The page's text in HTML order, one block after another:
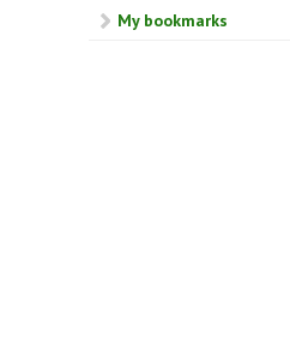
My bookmarks